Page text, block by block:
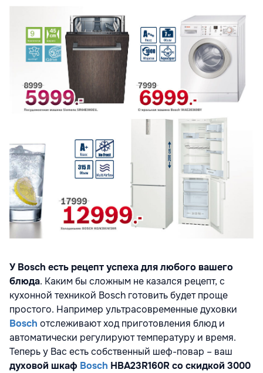
У Bosch есть рецепт успеха для любого вашего
блюда. Каким бы сложным не казался рецепт, с
кухонной техникой Bosch готовить будет проще
простого. Например ультрасовременные духовки
Bosch отслеживают ход приготовления блюд и
автоматически регулируют температуру и время.
Теперь у Вас есть собственный шеф-повар – ваш
духовой шкаф Bosch HBA23R160R со скидкой 3000